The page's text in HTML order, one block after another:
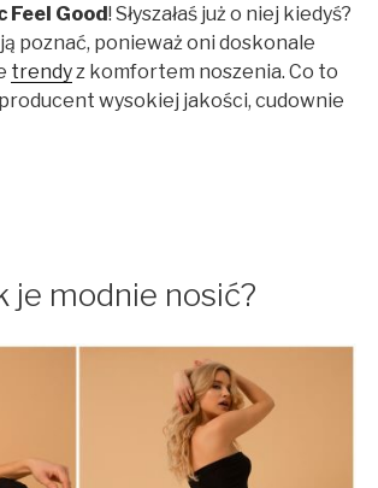
Feel Good! Słyszałaś już o niej kiedyś?
poznać, ponieważ oni doskonale
trendyz komfortem noszenia. Co to
wysokiej jakości, cudownie
je modnie nosić?